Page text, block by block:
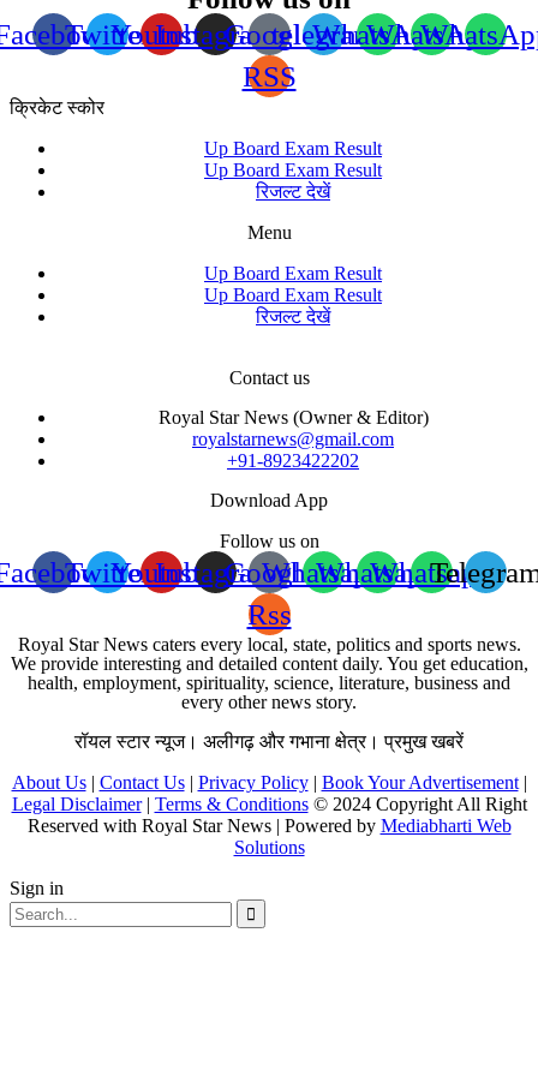
TwitterYoutube
Instagram
Googletelegram
WhatsApp
WhatsApp
RSS
क्रिकेट स्कोर
Up Board Exam Result
Up Board Exam Result
रिजल्ट देखें
Menu
Up Board Exam Result
Up Board Exam Result
रिजल्ट देखें
Contact us
Royal Star News (Owner & Editor)
royalstarnews@gmail.com
+91-8923422202
Download App
Follow us on
TwitterYoutube
Instagram
Google
Whatsapp
Whatsapp
Whatsapp
Rss
Royal Star News caters every local, state, politics and sports news.
We provide interesting and detailed content daily. You get education,
health, employment, spirituality, science, literature, business and
every other news story.
रॉयल स्टार न्यूज। अलीगढ़ और गभाना क्षेत्र। प्रमुख खबरें
About Us| Contact Us| Privacy Policy| Book Your Advertisement|
Legal Disclaimer| Terms & Conditions© 2024 Copyright All Right
Reserved with Royal Star News | Powered by Mediabharti Web
Solutions
Sign in